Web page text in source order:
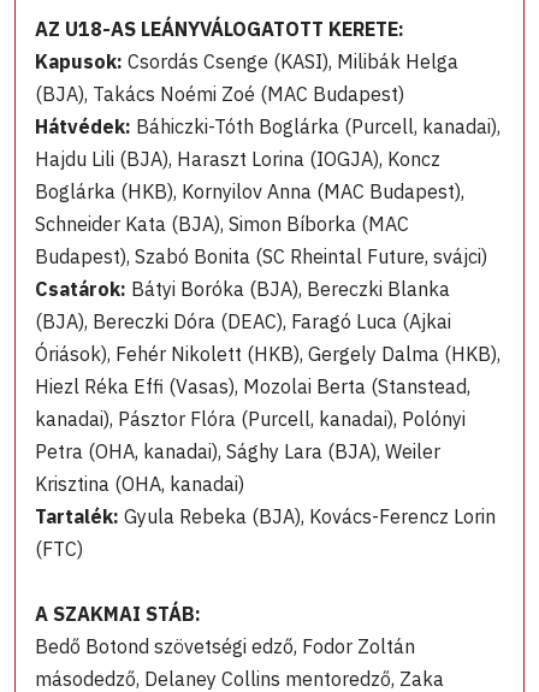
AZ U18-AS LEÁNYVÁLOGATOTT KERETE:
Kapusok: Csordás Csenge (KASI), Milibák Helga
(BJA), Takács Noémi Zoé (MAC Budapest)
Hátvédek: Báhiczki-Tóth Boglárka (Purcell, kanadai),
Hajdu Lili (BJA), Haraszt Lorina (IOGJA), Koncz
Boglárka (HKB), Kornyilov Anna (MAC Budapest),
Schneider Kata (BJA), Simon Bíborka (MAC
Budapest), Szabó Bonita (SC Rheintal Future, svájci)
Csatárok: Bátyi Boróka (BJA), Bereczki Blanka
(BJA), Bereczki Dóra (DEAC), Faragó Luca (Ajkai
Óriások), Fehér Nikolett (HKB), Gergely Dalma (HKB),
Hiezl Réka Effi (Vasas), Mozolai Berta (Stanstead,
kanadai), Pásztor Flóra (Purcell, kanadai), Polónyi
Petra (OHA, kanadai), Sághy Lara (BJA), Weiler
Krisztina (OHA, kanadai)
Tartalék: Gyula Rebeka (BJA), Kovács-Ferencz Lorin
(FTC)
A SZAKMAI STÁB:
Bedő Botond szövetségi edző, Fodor Zoltán
másodedző, Delaney Collins mentoredző, Zaka